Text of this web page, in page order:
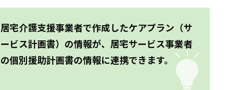
居宅介護支援事業者で作成したケアプラン（サ
ービス計画書）の情報が、居宅サービス事業者
の個別援助計画書の情報に連携できます。